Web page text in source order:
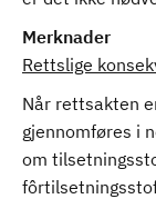
Merknader
Rettslige
Når rettsakten
gjennomføres i
om